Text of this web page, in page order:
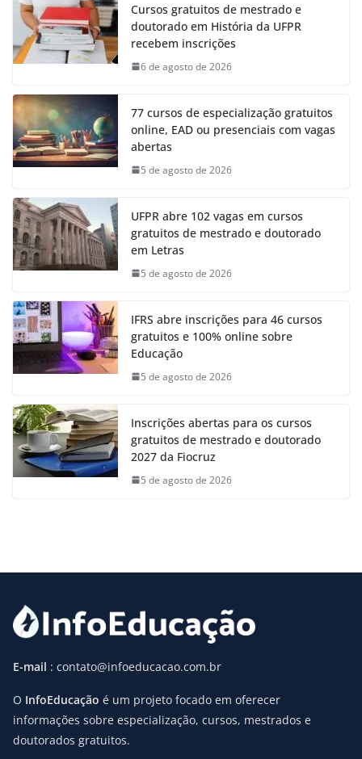
Cursos gratuitos de mestrado e
doutorado em História da UFPR
recebem inscrições
6 de agosto de 2026
77 cursos de especialização gratuitos
online, EAD ou presenciais com vagas
abertas
5 de agosto de 2026
UFPR abre 102 vagas em cursos
gratuitos de mestrado e doutorado
em Letras
5 de agosto de 2026
IFRS abre inscrições para 46 cursos
gratuitos e 100% online sobre
Educação
5 de agosto de 2026
Inscrições abertas para os cursos
gratuitos de mestrado e doutorado
2027 da Fiocruz
5 de agosto de 2026
E-mail : contato@infoeducacao.com.br
O InfoEducação é um projeto focado em oferecer
informações sobre especialização, cursos, mestrados e
doutorados gratuitos.